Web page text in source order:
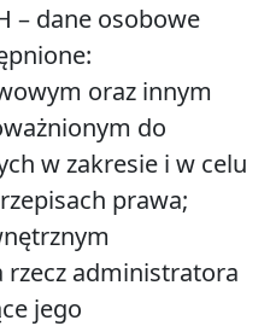
– dane osobowe
oraz innym
do
w zakresie i w celu
prawa;
rzecz administratora
jego